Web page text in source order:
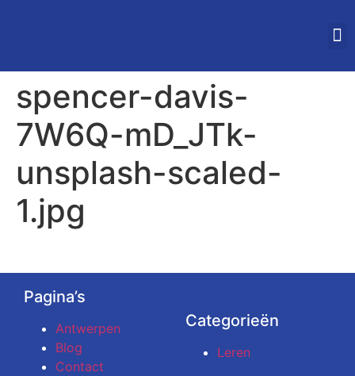
spencer-davis-
7W6Q-mD_JTk-
unsplash-scaled-
1.jpg
Pagina’s
Antwerpen
Blog
Contact
Categorieën
Leren